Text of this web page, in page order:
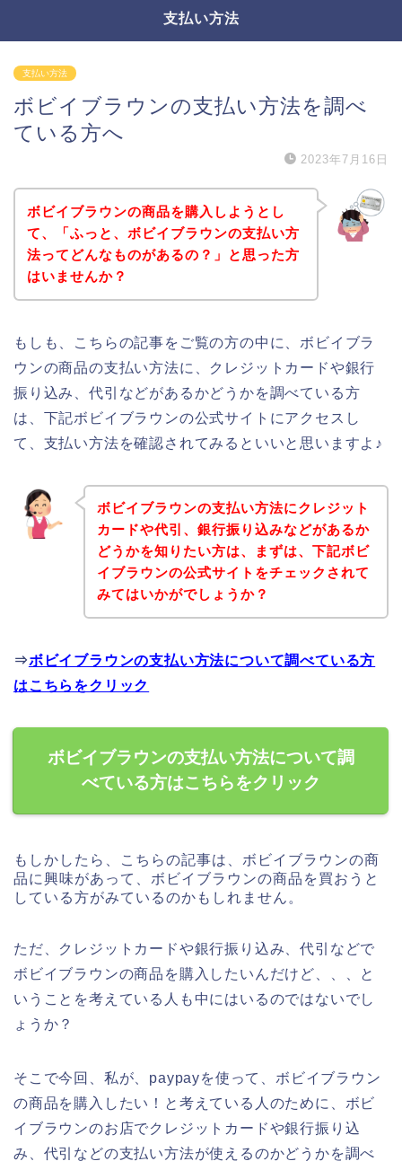
支払い方法
支払い方法
ボビイブラウンの支払い方法を調べ
ている方へ
2023年7月16日
ボビイブラウンの商品を購入しようとし
て、「ふっと、ボビイブラウンの支払い方
法ってどんなものがあるの？」と思った方
はいませんか？
もしも、こちらの記事をご覧の方の中に、ボビイブラ
ウンの商品の支払い方法に、クレジットカードや銀行
振り込み、代引などがあるかどうかを調べている方
は、下記ボビイブラウンの公式サイトにアクセスし
て、支払い方法を確認されてみるといいと思いますよ♪
ボビイブラウンの支払い方法にクレジット
カードや代引、銀行振り込みなどがあるか
どうかを知りたい方は、まずは、下記ボビ
イブラウンの公式サイトをチェックされて
みてはいかがでしょうか？
⇒ボビイブラウンの支払い方法について調べている方
はこちらをクリック
ボビイブラウンの支払い方法について調
べている方はこちらをクリック
もしかしたら、こちらの記事は、ボビイブラウンの商
品に興味があって、ボビイブラウンの商品を買おうと
している方がみているのかもしれません。
ただ、クレジットカードや銀行振り込み、代引などで
ボビイブラウンの商品を購入したいんだけど、、、と
いうことを考えている人も中にはいるのではないでし
ょうか？
そこで今回、私が、paypayを使って、ボビイブラウン
の商品を購入したい！と考えている人のために、ボビ
イブラウンのお店でクレジットカードや銀行振り込
み、代引などの支払い方法が使えるのかどうかを調べ